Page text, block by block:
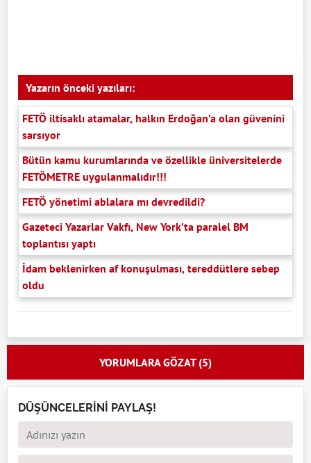
Yazarın önceki yazıları:
FETÖ iltisaklı atamalar, halkın Erdoğan’a olan güvenini
sarsıyor
Bütün kamu kurumlarında ve özellikle üniversitelerde
FETÖMETRE uygulanmalıdır!!!
FETÖ yönetimi ablalara mı devredildi?
Gazeteci Yazarlar Vakfı, New York’ta paralel BM
toplantısı yaptı
İdam beklenirken af konuşulması, tereddütlere sebep
oldu
YORUMLARA GÖZAT (5)
DÜŞÜNCELERİNİ PAYLAŞ!